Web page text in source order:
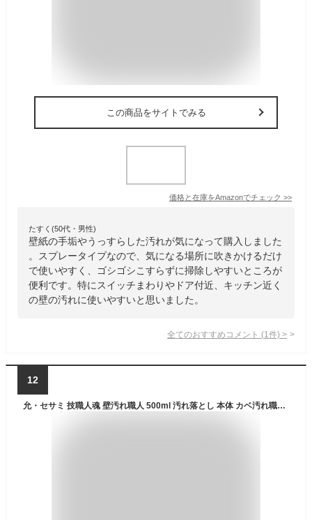
この商品をサイトでみる
価格と在庫をAmazonでチェック >>
たすく(50代・男性)
壁紙の手垢やうっすらした汚れが気になって購入しました
。スプレータイプなので、気になる場所に吹きかけるだけ
で使いやすく、ゴシゴシこすらずに掃除しやすいところが
便利です。特にスイッチまわりやドア付近、キッチン近く
の壁の汚れに使いやすいと思いました。
全てのおすすめコメント (1 件) >
12
允・セサミ 技職人魂 壁汚れ職人 500ml 汚れ落とし 本体 カベ汚れ職人 リビング 壁用 ヤニ取り インセサミ 大掃除 壁用洗剤 壁紙用洗剤 タバコのヤニ 技職人魂シリーズ 掃除 洗剤 キッチン 汚れ落とし専用洗剤 強力 クロス壁の汚れ 清掃 トイレ